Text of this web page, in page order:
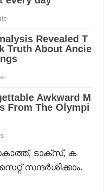
ടാക്‌സ്, ക
സന്ദർശിക്കാം.